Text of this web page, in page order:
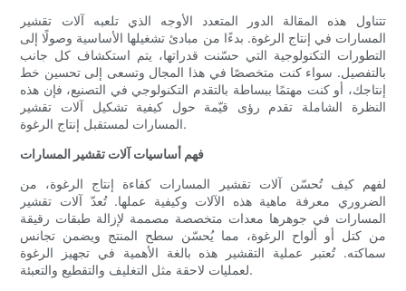
تتناول هذه المقالة الدور المتعدد الأوجه الذي تلعبه آلات تقشير
المسارات في إنتاج الرغوة. بدءًا من مبادئ تشغيلها الأساسية وصولًا إلى
التطورات التكنولوجية التي حسّنت قدراتها، يتم استكشاف كل جانب
بالتفصيل. سواء كنت متخصصًا في هذا المجال وتسعى إلى تحسين خط
إنتاجك، أو كنت مهتمًا ببساطة بالتقدم التكنولوجي في التصنيع، فإن هذه
النظرة الشاملة تقدم رؤى قيّمة حول كيفية تشكيل آلات تقشير
المسارات لمستقبل إنتاج الرغوة.
فهم أساسيات آلات تقشير المسارات
لفهم كيف تُحسّن آلات تقشير المسارات كفاءة إنتاج الرغوة، من
الضروري معرفة ماهية هذه الآلات وكيفية عملها. تُعدّ آلات تقشير
المسارات في جوهرها معدات متخصصة مصممة لإزالة طبقات رقيقة
من كتل أو ألواح الرغوة، مما يُحسّن سطح المنتج ويضمن تجانس
سماكته. تُعتبر عملية التقشير هذه بالغة الأهمية في تجهيز الرغوة
لعمليات لاحقة مثل التغليف والتقطيع والتعبئة.